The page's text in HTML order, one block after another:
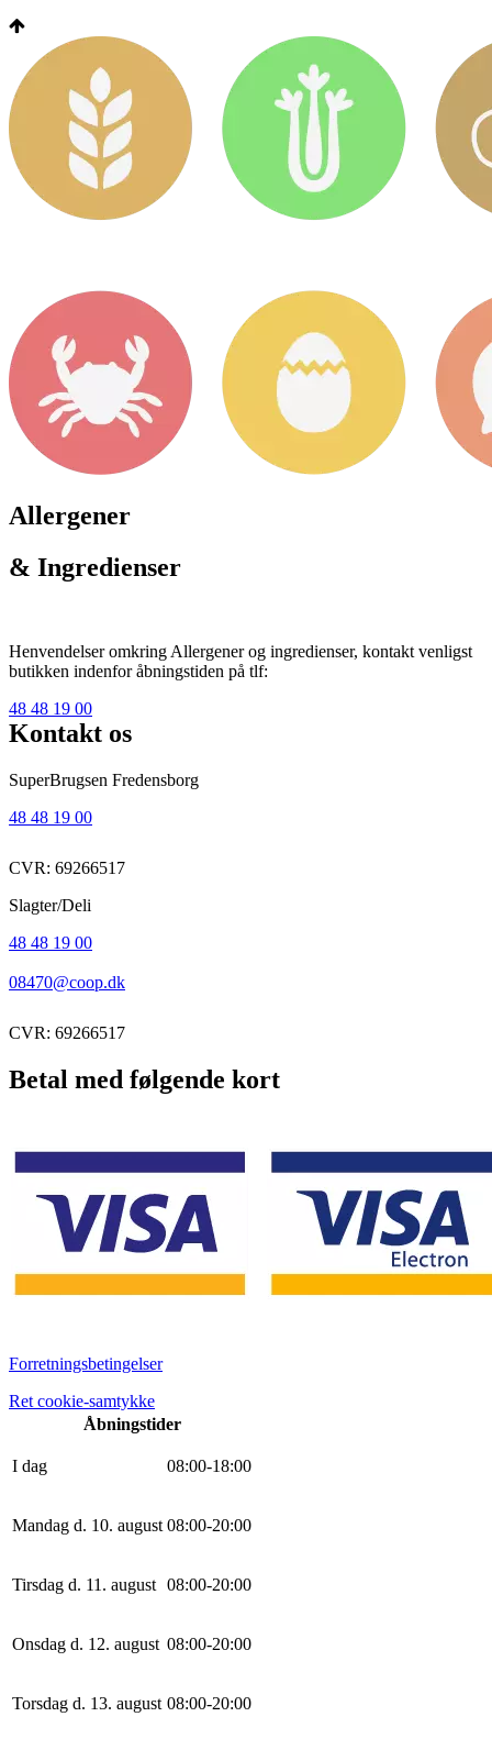
Allergener
& Ingredienser
Henvendelser omkring Allergener og ingredienser, kontakt venligst
butikken indenfor åbningstiden på tlf:
48 48 19 00
Kontakt os
SuperBrugsen Fredensborg
48 48 19 00
CVR: 69266517
Slagter/Deli
48 48 19 00
08470@coop.dk
CVR: 69266517
Betal med følgende kort
Forretningsbetingelser
Ret cookie-samtykke
Åbningstider
I dag 08:00-18:00
Mandag d. 10. august 08:00-20:00
Tirsdag d. 11. august 08:00-20:00
Onsdag d. 12. august 08:00-20:00
Torsdag d. 13. august 08:00-20:00